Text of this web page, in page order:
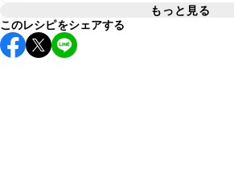
薄力粉は小麦粉の一種のため、ご家庭に
てお作りいただけます。小麦粉は粒子の
呼ばれる成分の性質によって、薄力粉、
もっと見る
このレシピをシェアする